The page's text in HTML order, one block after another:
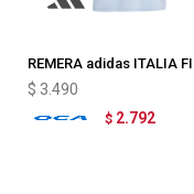
REMERA adidas ITALIA
OG TEE
$ 3.490
$ 2.792